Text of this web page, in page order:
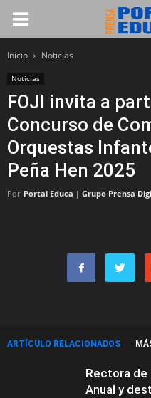
Inicio Noticias
Noticias
FOJI invita a
Concurso de
Orquestas
Peña Hen 2025
Por Portal Educa | Grupo Prensa
ARTÍCULO RELACIONADOS
Rectora de
Anual y